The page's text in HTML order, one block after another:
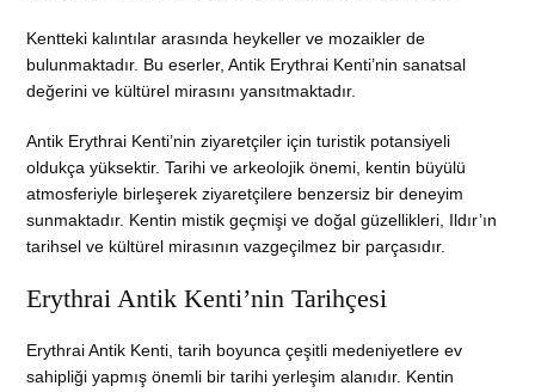
Kentteki kalıntılar arasında heykeller ve mozaikler de
bulunmaktadır. Bu eserler, Antik Erythrai Kenti’nin sanatsal
değerini ve kültürel mirasını yansıtmaktadır.
Antik Erythrai Kenti’nin ziyaretçiler için turistik potansiyeli
oldukça yüksektir. Tarihi ve arkeolojik önemi, kentin büyülü
atmosferiyle birleşerek ziyaretçilere benzersiz bir deneyim
sunmaktadır. Kentin mistik geçmişi ve doğal güzellikleri, Ildır’ın
tarihsel ve kültürel mirasının vazgeçilmez bir parçasıdır.
Erythrai Antik Kenti’nin Tarihçesi
Erythrai Antik Kenti, tarih boyunca çeşitli medeniyetlere ev
sahipliği yapmış önemli bir tarihi yerleşim alanıdır. Kentin